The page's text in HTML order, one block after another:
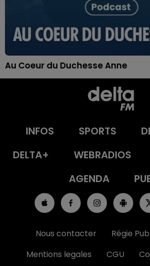
Au Coeur du Duchesse Anne
INFOS SPORTS
DELTA+
WEBRADIOS
AGENDA
Nous contacter Régie Pub
Mentions legales
CGU